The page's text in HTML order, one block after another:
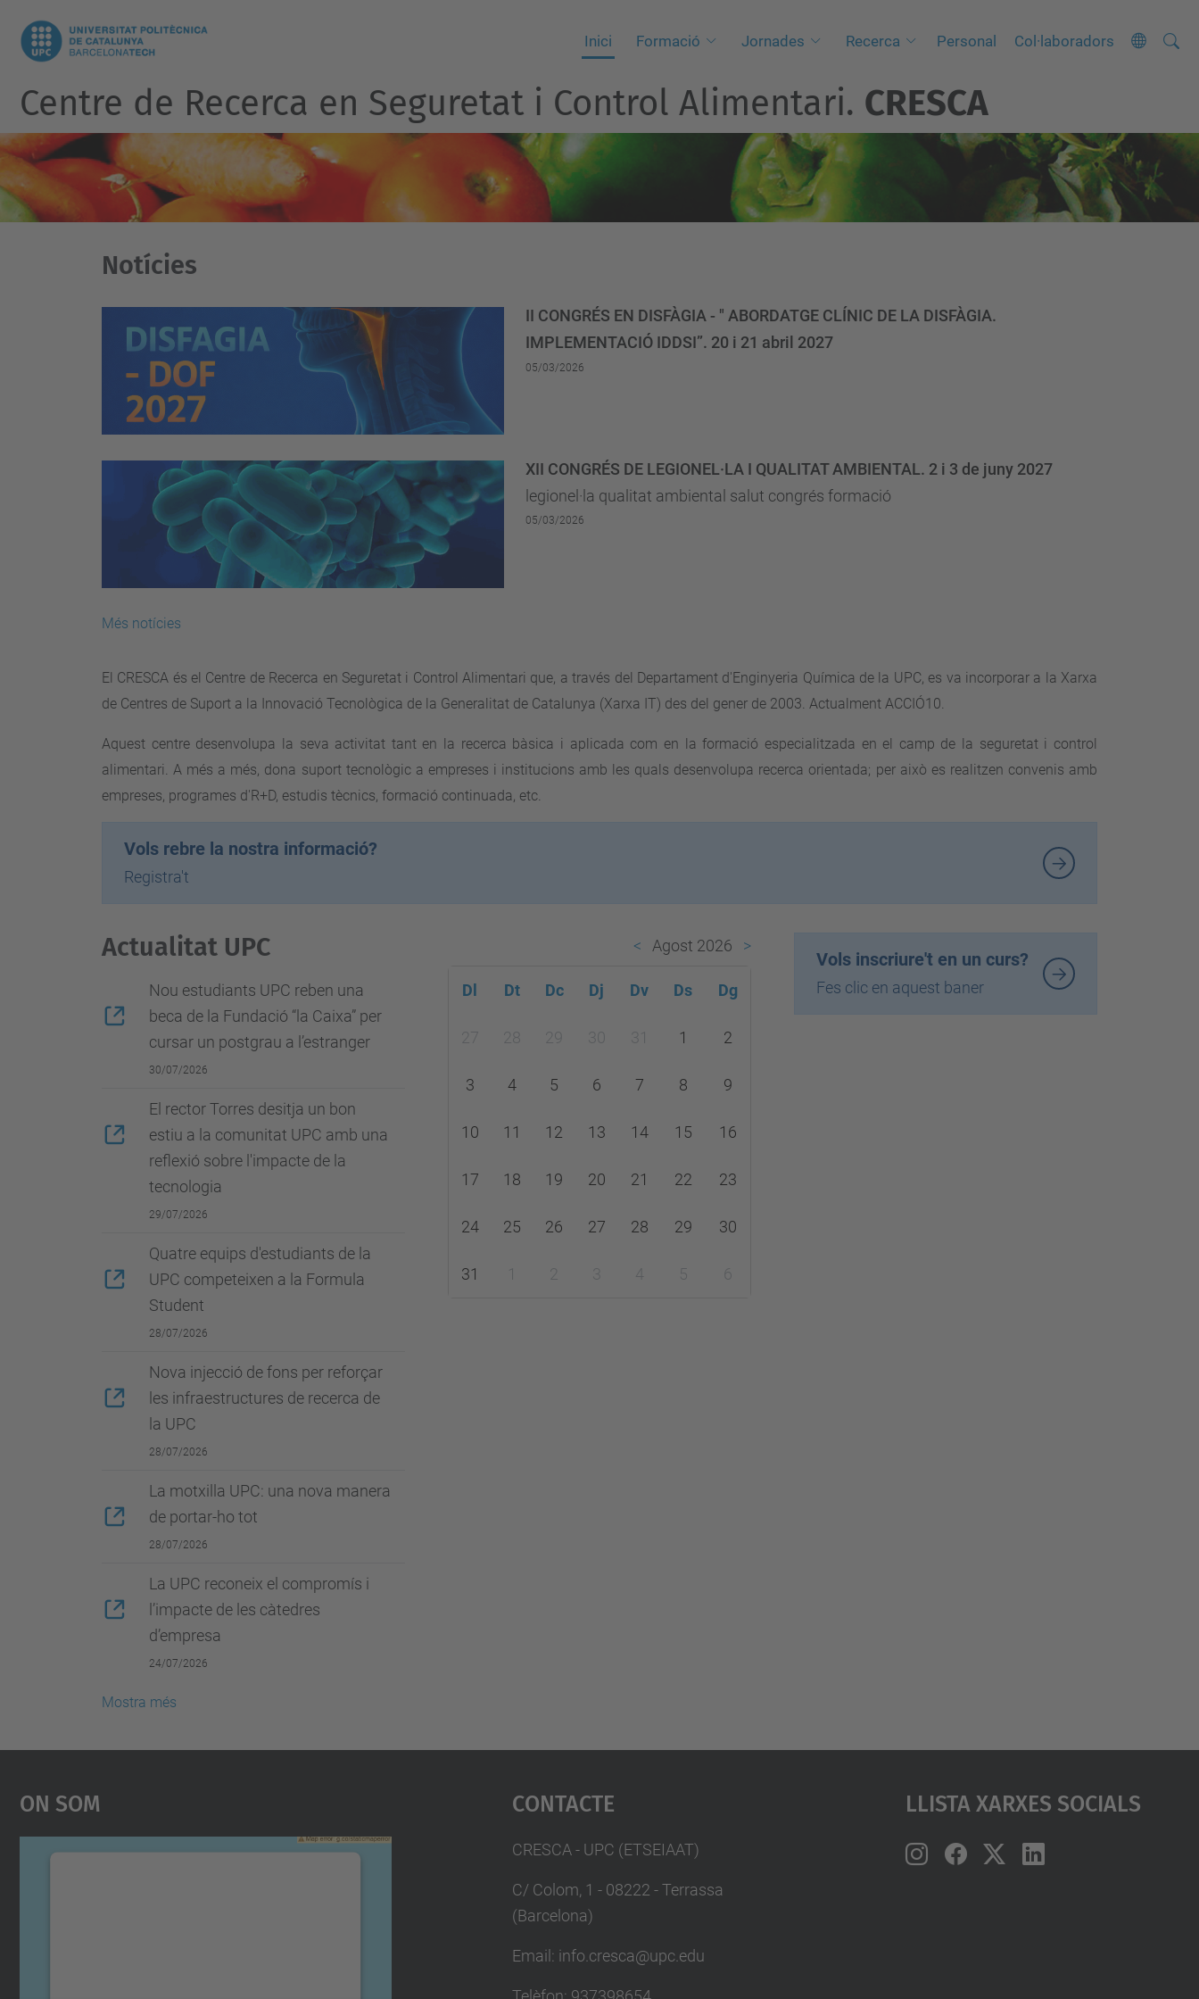
Inici Formació Jornades Recerca Personal Col·laboradors Cerca
C
a
v
a
Centre de Recerca en Seguretat i Control Alimentari. CRESCA
Notícies
II CONGRÉS EN DISFÀGIA - " ABORDATGE CLÍNIC DE LA DISFÀGIA.
IMPLEMENTACIÓ IDDSI”. 20 i 21 abril 2027
05/03/2026
legionel·la qualitat ambiental salut congrés formació
XII CONGRÉS DE LEGIONEL·LA I QUALITAT AMBIENTAL. 2 i 3 de juny 2027
05/03/2026
Més notícies
El CRESCA és el Centre de Recerca en Seguretat i Control Alimentari que, a través del Departament d'Enginyeria Química de la UPC, es va incorporar a la Xarxa
de Centres de Suport a la Innovació Tecnològica de la Generalitat de Catalunya (Xarxa IT) des del gener de 2003. Actualment ACCIÓ10.
Aquest centre desenvolupa la seva activitat tant en la recerca bàsica i aplicada com en la formació especialitzada en el camp de la seguretat i control
alimentari. A més a més, dona suport tecnològic a empreses i institucions amb les quals desenvolupa recerca orientada; per això es realitzen convenis amb
empreses, programes d'R+D, estudis tècnics, formació continuada, etc.
Vols rebre la nostra informació?
Registra't
Actualitat UPC
Nou estudiants UPC reben una
beca de la Fundació “la Caixa” per
cursar un postgrau a l’estranger
30/07/2026
El rector Torres desitja un bon
estiu a la comunitat UPC amb una
reflexió sobre l'impacte de la
tecnologia
29/07/2026
Quatre equips d'estudiants de la
UPC competeixen a la Formula
Student
28/07/2026
Nova injecció de fons per reforçar
les infraestructures de recerca de
la UPC
28/07/2026
La motxilla UPC: una nova manera
de portar-ho tot
28/07/2026
La UPC reconeix el compromís i
l’impacte de les càtedres
d’empresa
24/07/2026
Mostra més
Agost 2026
Dl Dt Dc Dj Dv Ds Dg
27 28 29 30 31 1 2
3 4 5 6 7 8 9
10 11 12 13 14 15 16
17 18 19 20 21 22 23
24 25 26 27 28 29 30
31 1 2 3 4 5 6
Vols inscriure't en un curs?
Fes clic en aquest baner
On Som Contacte
CRESCA - UPC (ETSEIAAT)
C/ Colom, 1 - 08222 - Terrassa
(Barcelona)
Email: info.cresca@upc.edu
Llista Xarxes Socials